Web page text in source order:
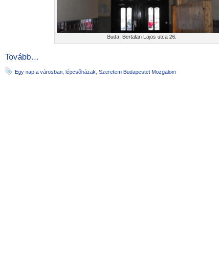
Buda, Bertalan Lajos utca 26.
Tovább…
Egy nap a városban lépcsőházak Szeretem Budapestet Mozgalom